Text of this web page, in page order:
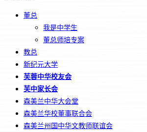
董总
我是中学生
董总师培专案
教总
新纪元大学
芙蓉中华校友会
芙中家长会
森美兰中华大会堂
森美兰华校董事联合会
森美兰州国中华文教师联谊会